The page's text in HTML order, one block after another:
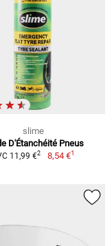
slime
D'Étanchéité Pneus
11,99 €2 8,54 €1